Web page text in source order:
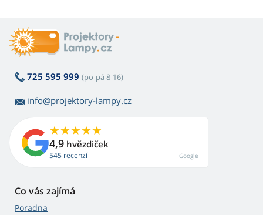
725 595 999 (po-pá 8-16)
info@projektory-lampy.cz
4,9 hvězdiček
545 recenzí Google
Co vás zajímá
Poradna